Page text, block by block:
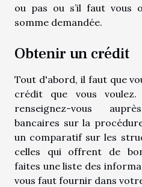
ou pas ou s’il faut vous
somme demandée.
Obtenir un crédit
Tout d'abord, il faut que
crédit que vous
renseignez-vous
bancaires sur la
un comparatif sur les
celles qui offrent de
faites une liste des
vous faut fournir dans